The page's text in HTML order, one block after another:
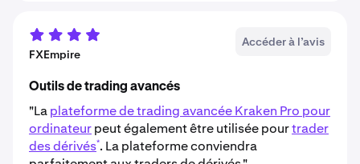
FXEmpire
Accéder à l’avis
Outils de trading avancés
"Laplateforme de trading avancée Kraken Pro pour
ordinateurpeut également être utilisée pourtrader
des dérivés*. La plateforme conviendra